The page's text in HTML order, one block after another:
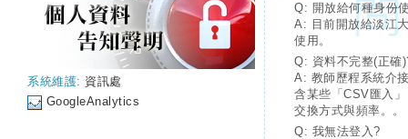
系統維護: 資訊處
GoogleAnalytics
Q: 開放給何種身份
A: 目前開放給淡江
使用。
Q: 資料不完整(正確
A: 教師歷程系統介
含某些「CSV匯入
交換方式與頻率。。
Q: 我無法登入?